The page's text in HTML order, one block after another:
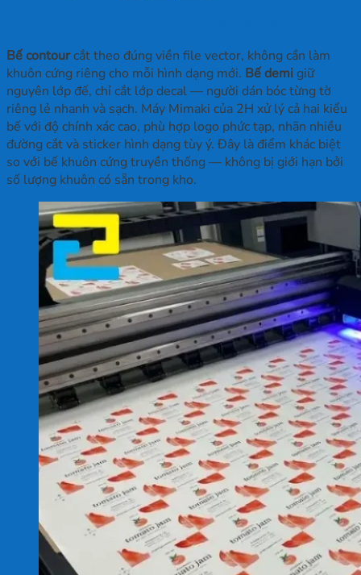
Bế contourcắt theo đúng viền file vector, không cần làm
khuôn cứng riêng cho mỗi hình dạng mới. Bế demigiữ
nguyên lớp đế, chỉ cắt lớp decal — người dán bóc từng tờ
riêng lẻ nhanh và sạch. Máy Mimaki của 2H xử lý cả hai kiểu
bế với độ chính xác cao, phù hợp logo phức tạp, nhãn nhiều
đường cắt và sticker hình dạng tùy ý. Đây là điểm khác biệt
so với bế khuôn cứng truyền thống — không bị giới hạn bởi
số lượng khuôn có sẵn trong kho.